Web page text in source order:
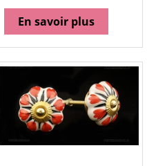
En savoir plus